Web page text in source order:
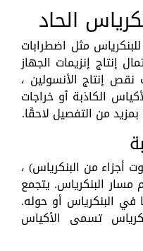
الحاد
مثل اضطرابات
إنتاج إنزيمات الجهاز
إنتاج الأنسولين ،
الكاذبة أو خراجات
من التفصيل لاحقًا.
أجزاء من البنكرياس) ،
البنكرياس. يتجمع
في البنكرياس أو حوله.
تسمى الأكياس